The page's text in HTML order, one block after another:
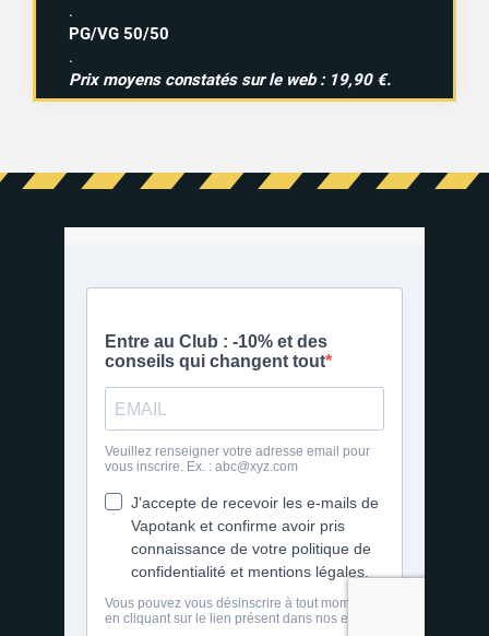
.
PG/VG 50/50
.
Prix moyens constatés sur le web : 19,90 €.